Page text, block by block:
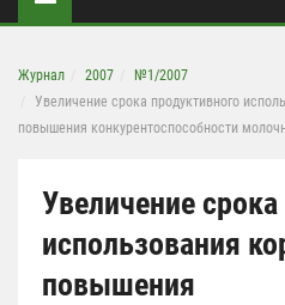
Журнал 2007
№1/2007
Увеличение срока продуктивного
повышения конкурентоспособности
Увеличение
использования
повышения